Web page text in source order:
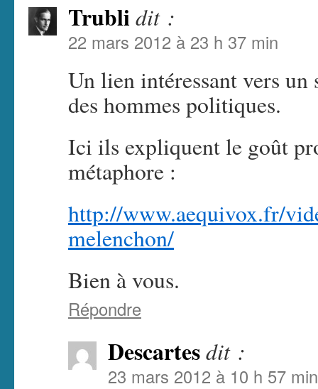
Trubli dit :
22 mars 2012 à 23 h 37 min
Un lien intéressant vers un
des hommes politiques.
Ici ils expliquent le goût
métaphore :
http://www.aequivox.fr/
melenchon/
Bien à vous.
Répondre
Descartesdit :
23 mars 2012 à 10 h 57 min